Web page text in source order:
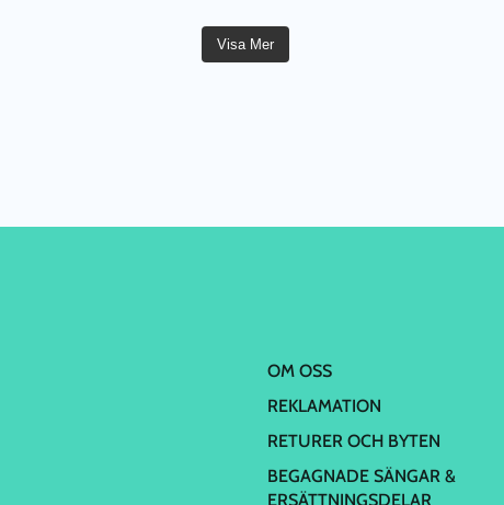
Visa Mer
OM OSS
REKLAMATION
RETURER OCH BYTEN
BEGAGNADE SÄNGAR &
ERSÄTTNINGSDELAR